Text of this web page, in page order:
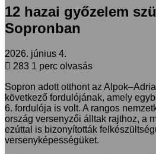
12 hazai győzelem
Sopronban
2026. június 4.
283 1 perc olvasás
Sopron adott otthont az
következő fordulójának, amely
6. fordulója is volt. A rangos
ország versenyzői álltak rajthoz, a
ezúttal is bizonyították
versenyképességüket.